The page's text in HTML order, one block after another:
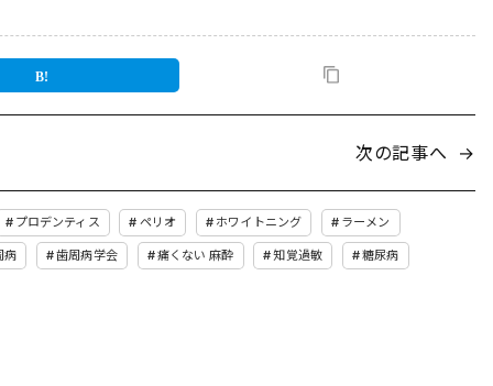
次の記事へ →
プロデンティス ペリオ ホワイトニング ラーメン
病 歯周病学会 痛くない 麻酔 知覚過敏 糖尿病